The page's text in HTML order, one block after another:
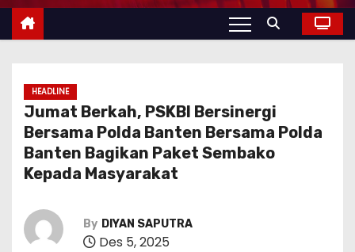
HEADLINE
Jumat Berkah, PSKBI Bersinergi
Bersama Polda Banten Bersama Polda
Banten Bagikan Paket Sembako
Kepada Masyarakat
By DIYAN SAPUTRA
Des 5, 2025